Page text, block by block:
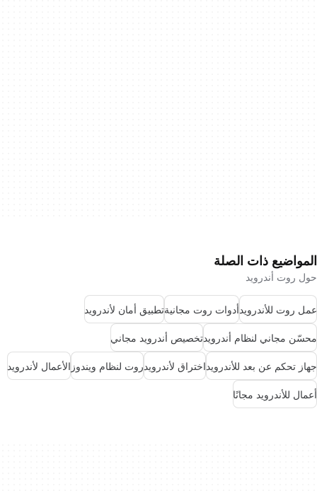
المواضيع ذات الصلة
حول روت أندرويد
عمل روت للأندرويدأدوات روت مجانيةتطبيق أمان لأندرويد
محسّن مجاني لنظام أندرويدتخصيص أندرويد مجاني
جهاز تحكم عن بعد للأندرويداختراق لأندرويدروت لنظام ويندوز الأعمال لأندرويد
أعمال للأندرويد مجانًا